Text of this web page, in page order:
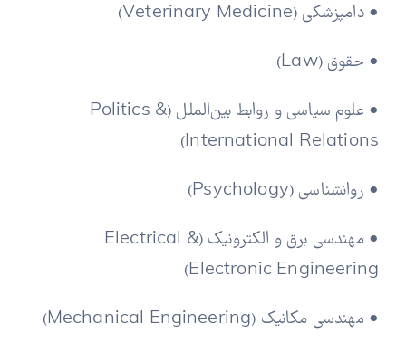
• دامپزشکی (Veterinary Medicine)
• حقوق (Law)
• علوم سیاسی و روابط بین‌الملل (Politics &
International Relations)
• روانشناسی (Psychology)
• مهندسی برق و الکترونیک (Electrical &
Electronic Engineering)
• مهندسی مکانیک (Mechanical Engineering)